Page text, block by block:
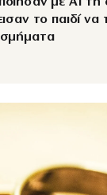
το παιδί να